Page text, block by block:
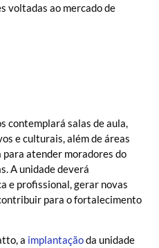
voltadas ao mercado de
contemplará salas de aula,
e culturais, além de áreas
atender moradores do
A unidade deverá
e profissional, gerar novas
para o fortalecimento
a implantaçãoda unidade